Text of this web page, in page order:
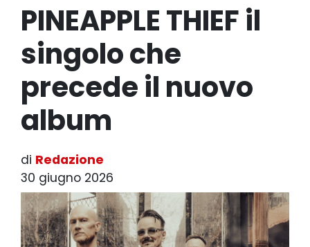
PINEAPPLE THIEF il
singolo che
precede il nuovo
album
di Redazione
30 giugno 2026